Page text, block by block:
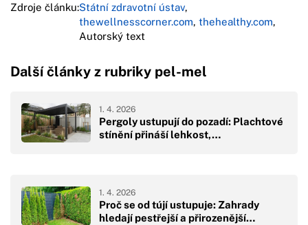
Zdroje článku:Státní zdravotní ústav,
thewellnesscorner.com, thehealthy.com,
Autorský text
Další články z rubriky pel-mel
Pergoly ustupují do pozadí: Plachtové
stínění přináší lehkost,…
1. 4. 2026
Proč se od tújí ustupuje: Zahrady
hledají pestřejší a přirozenější…
1. 4. 2026